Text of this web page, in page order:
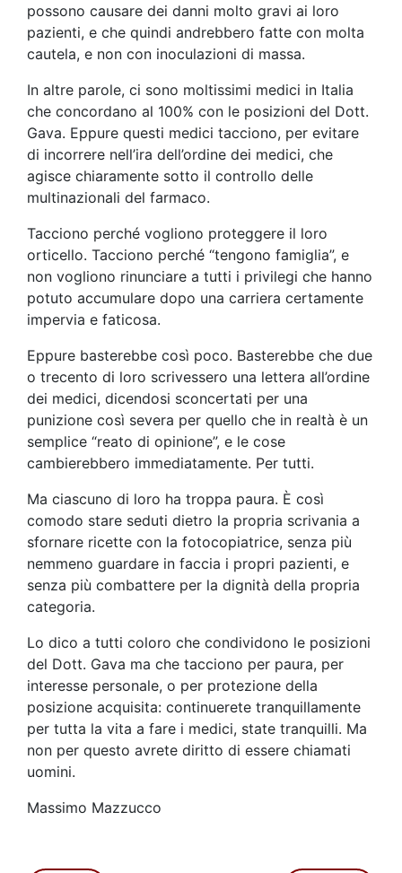
possono causare dei danni molto gravi ai loro
pazienti, e che quindi andrebbero fatte con molta
cautela, e non con inoculazioni di massa.
In altre parole, ci sono moltissimi medici in Italia
che concordano al 100% con le posizioni del Dott.
Gava. Eppure questi medici tacciono, per evitare
di incorrere nell’ira dell’ordine dei medici, che
agisce chiaramente sotto il controllo delle
multinazionali del farmaco.
Tacciono perché vogliono proteggere il loro
orticello. Tacciono perché “tengono famiglia”, e
non vogliono rinunciare a tutti i privilegi che hanno
potuto accumulare dopo una carriera certamente
impervia e faticosa.
Eppure basterebbe così poco. Basterebbe che due
o trecento di loro scrivessero una lettera all’ordine
dei medici, dicendosi sconcertati per una
punizione così severa per quello che in realtà è un
semplice “reato di opinione”, e le cose
cambierebbero immediatamente. Per tutti.
Ma ciascuno di loro ha troppa paura. È così
comodo stare seduti dietro la propria scrivania a
sfornare ricette con la fotocopiatrice, senza più
nemmeno guardare in faccia i propri pazienti, e
senza più combattere per la dignità della propria
categoria.
Lo dico a tutti coloro che condividono le posizioni
del Dott. Gava ma che tacciono per paura, per
interesse personale, o per protezione della
posizione acquisita: continuerete tranquillamente
per tutta la vita a fare i medici, state tranquilli. Ma
non per questo avrete diritto di essere chiamati
uomini.
Massimo Mazzucco